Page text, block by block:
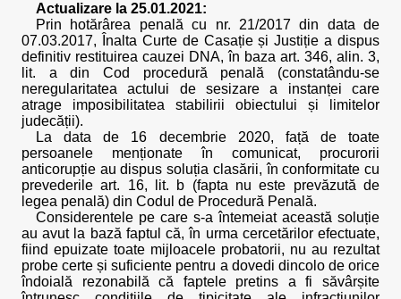
Actualizare la 25.01.2021:
Prin hotărârea penală cu nr. 21/2017 din data de
07.03.2017, Înalta Curte de Casație și Justiție a dispus
definitiv restituirea cauzei DNA, în baza art. 346, alin. 3,
lit. a din Cod procedură penală (constatându-se
neregularitatea actului de sesizare a instanței care
atrage imposibilitatea stabilirii obiectului și limitelor
judecății).
La data de 16 decembrie 2020, față de toate
persoanele menționate în comunicat, procurorii
anticorupție au dispus soluția clasării, în conformitate cu
prevederile art. 16, lit. b (fapta nu este prevăzută de
legea penală) din Codul de Procedură Penală.
Considerentele pe care s-a întemeiat această soluție
au avut la bază faptul că, în urma cercetărilor efectuate,
fiind epuizate toate mijloacele probatorii, nu au rezultat
probe certe și suficiente pentru a dovedi dincolo de orice
îndoială rezonabilă că faptele pretins a fi săvârșite